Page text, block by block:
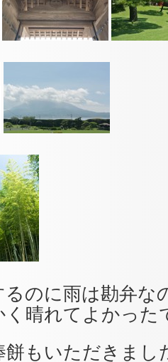
るのに雨は勘弁な
晴れてよかった
餅もいただきまし